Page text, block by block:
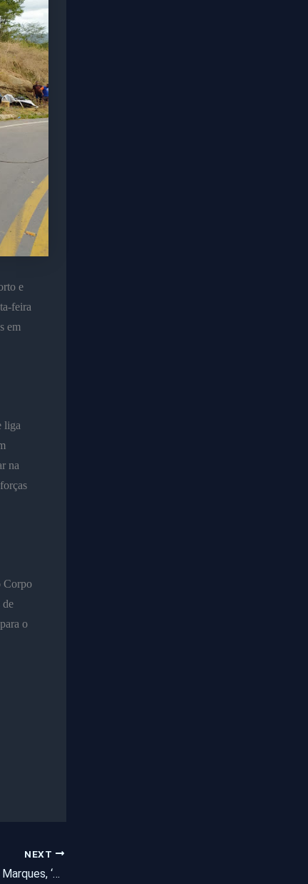
e
feira
em
liga
na
Corpo
de
o
NEXT
Após liminar de Nunes Marques, ‘fichas sujas’ vão ao TSE